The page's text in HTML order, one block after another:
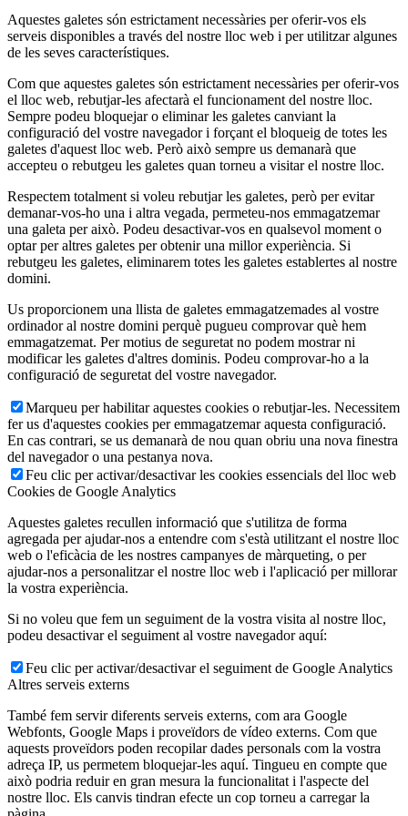
Aquestes galetes són estrictament necessàries per oferir-vos els
serveis disponibles a través del nostre lloc web i per utilitzar algunes
de les seves característiques.
Com que aquestes galetes són estrictament necessàries per oferir-vos
el lloc web, rebutjar-les afectarà el funcionament del nostre lloc.
Sempre podeu bloquejar o eliminar les galetes canviant la
configuració del vostre navegador i forçant el bloqueig de totes les
galetes d'aquest lloc web. Però això sempre us demanarà que
accepteu o rebutgeu les galetes quan torneu a visitar el nostre lloc.
Respectem totalment si voleu rebutjar les galetes, però per evitar
demanar-vos-ho una i altra vegada, permeteu-nos emmagatzemar
una galeta per això. Podeu desactivar-vos en qualsevol moment o
optar per altres galetes per obtenir una millor experiència. Si
rebutgeu les galetes, eliminarem totes les galetes establertes al nostre
domini.
Us proporcionem una llista de galetes emmagatzemades al vostre
ordinador al nostre domini perquè pugueu comprovar què hem
emmagatzemat. Per motius de seguretat no podem mostrar ni
modificar les galetes d'altres dominis. Podeu comprovar-ho a la
configuració de seguretat del vostre navegador.
Marqueu per habilitar aquestes cookies o rebutjar-les. Necessitem
fer us d'aquestes cookies per emmagatzemar aquesta configuració.
En cas contrari, se us demanarà de nou quan obriu una nova finestra
del navegador o una pestanya nova.
Feu clic per activar/desactivar les cookies essencials del lloc web
Cookies de Google Analytics
Aquestes galetes recullen informació que s'utilitza de forma
agregada per ajudar-nos a entendre com s'està utilitzant el nostre lloc
web o l'eficàcia de les nostres campanyes de màrqueting, o per
ajudar-nos a personalitzar el nostre lloc web i l'aplicació per millorar
la vostra experiència.
Si no voleu que fem un seguiment de la vostra visita al nostre lloc,
podeu desactivar el seguiment al vostre navegador aquí:
Feu clic per activar/desactivar el seguiment de Google Analytics
Altres serveis externs
També fem servir diferents serveis externs, com ara Google
Webfonts, Google Maps i proveïdors de vídeo externs. Com que
aquests proveïdors poden recopilar dades personals com la vostra
adreça IP, us permetem bloquejar-les aquí. Tingueu en compte que
això podria reduir en gran mesura la funcionalitat i l'aspecte del
nostre lloc. Els canvis tindran efecte un cop torneu a carregar la